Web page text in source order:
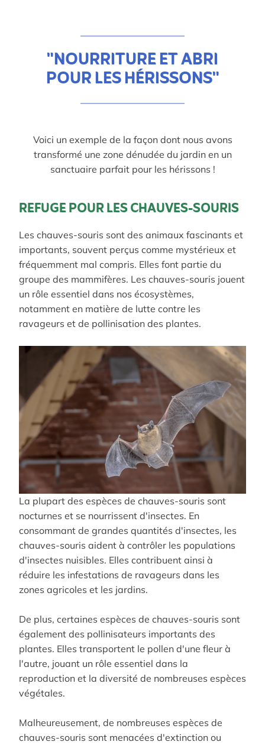
"NOURRITURE ET ABRI
POUR LES HÉRISSONS"
Voici un exemple de la façon dont nous avons
transformé une zone dénudée du jardin en un
sanctuaire parfait pour les hérissons !
REFUGE POUR LES CHAUVES-SOURIS
Les chauves-souris sont des animaux fascinants et
importants, souvent perçus comme mystérieux et
fréquemment mal compris. Elles font partie du
groupe des mammifères. Les chauves-souris jouent
un rôle essentiel dans nos écosystèmes,
notamment en matière de lutte contre les
ravageurs et de pollinisation des plantes.
La plupart des espèces de chauves-souris sont
nocturnes et se nourrissent d'insectes. En
consommant de grandes quantités d'insectes, les
chauves-souris aident à contrôler les populations
d'insectes nuisibles. Elles contribuent ainsi à
réduire les infestations de ravageurs dans les
zones agricoles et les jardins.
De plus, certaines espèces de chauves-souris sont
également des pollinisateurs importants des
plantes. Elles transportent le pollen d'une fleur à
l'autre, jouant un rôle essentiel dans la
reproduction et la diversité de nombreuses espèces
végétales.
Malheureusement, de nombreuses espèces de
chauves-souris sont menacées d'extinction ou